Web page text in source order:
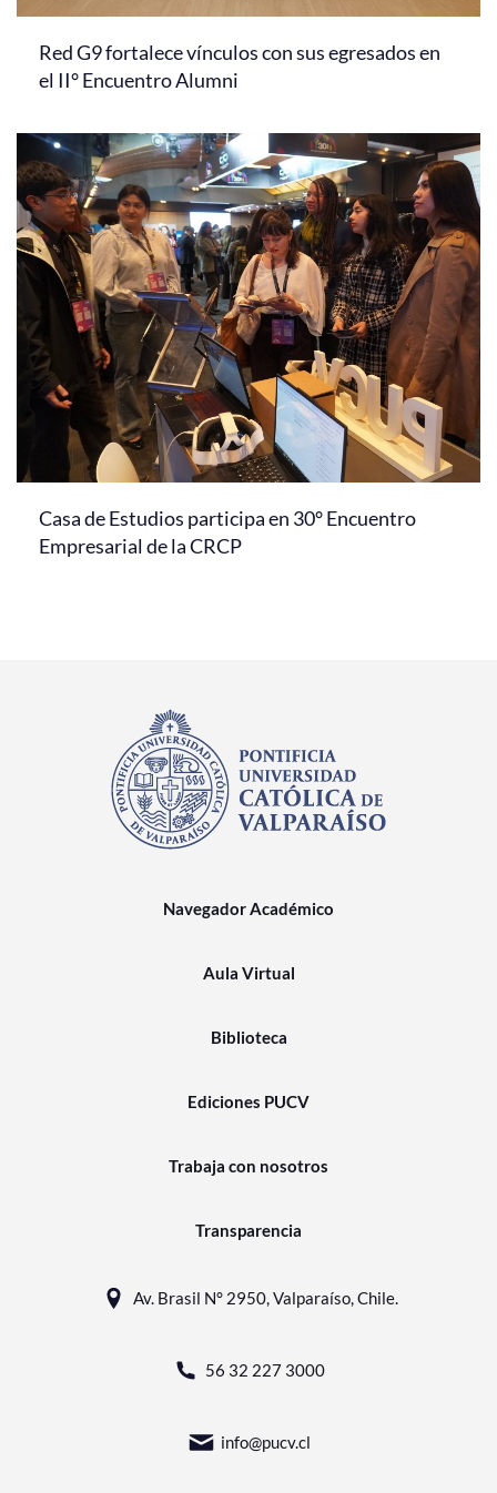
Red G9 fortalece vínculos con sus egresados en
el II° Encuentro Alumni
Casa de Estudios participa en 30° Encuentro
Empresarial de la CRCP
Navegador Académico
Aula Virtual
Biblioteca
Ediciones PUCV
Trabaja con nosotros
Transparencia
Av. Brasil N° 2950, Valparaíso, Chile.
56 32 227 3000
info@pucv.cl